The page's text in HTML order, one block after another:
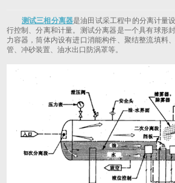
测试三相分离器是油田试采工程中的分离计量
行控制、分离和计量。测试分离器是一个具有球形
力容器，筒体内设有进口消能构件、聚结整流填料
管、冲砂装置、油水出口防涡罩等。